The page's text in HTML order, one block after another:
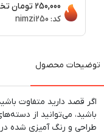
250,000 تومان
کد: nimzi250
توضیحات محصول
اگر قصد دارید متفاوت
طراحی و رنگ آمیزی شده